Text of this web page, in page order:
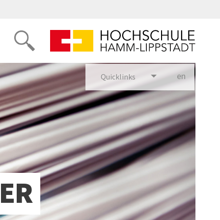
Quicklinks en glish